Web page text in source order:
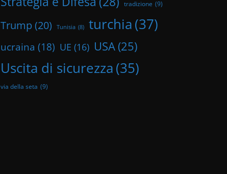
tradizione (9)
Trump (20) Tunisia (8) turchia(37)
ucraina (18) UE (16) USA (25)
Uscita di sicurezza(35)
via della seta (9)